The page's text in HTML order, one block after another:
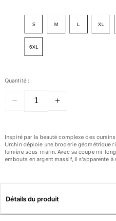
Tous les articles
Maillots de bain
Bas
T-shirts Anti UV
Tous les articles
Robes
Polos
Tuniques
S M L XL
6XL
Quantité :
Inspiré par la beauté complexe des
Urchin déploie une broderie géométrique
lumière sous-marin. Avec sa coupe mi-
embouts en argent massif, il s'apparente à
Détails du produit